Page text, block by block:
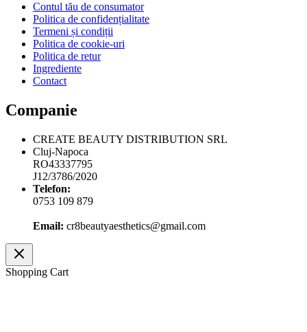
Contul tău de consumator
Politica de confidențialitate
Termeni și condiții
Politica de cookie-uri
Politica de retur
Ingrediente
Contact
Companie
CREATE BEAUTY DISTRIBUTION SRL
Cluj-Napoca
RO43337795
J12/3786/2020
Telefon:
0753 109 879
Email: cr8beautyaesthetics@gmail.com
Shopping Cart